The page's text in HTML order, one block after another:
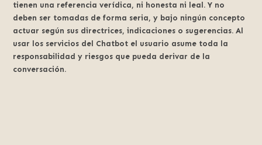
tienen una referencia verídica, ni honesta ni leal. Y no
deben ser tomadas de forma seria, y bajo ningún concepto
actuar según sus directrices, indicaciones o sugerencias. Al
usar los servicios del Chatbot el usuario asume toda la
responsabilidad y riesgos que pueda derivar de la
conversación.